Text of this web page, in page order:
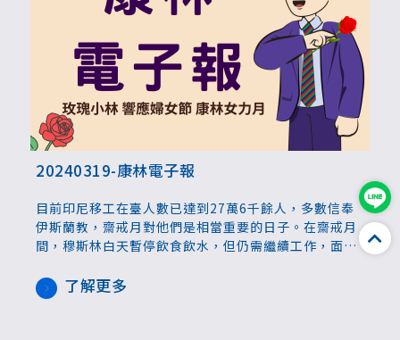
20240319-康林電子報
目前印尼移工在臺人數已達到27萬6千餘人，多數信奉
伊斯蘭教，齋戒月對他們是相當重要的日子。在齋戒月
間，穆斯林白天暫停飲食飲水，但仍需繼續工作，面臨
亦可給予移工彈性的工作安排，讓移工安心守齋，身心
靈得以回歸純淨、得到慰藉。
了解更多